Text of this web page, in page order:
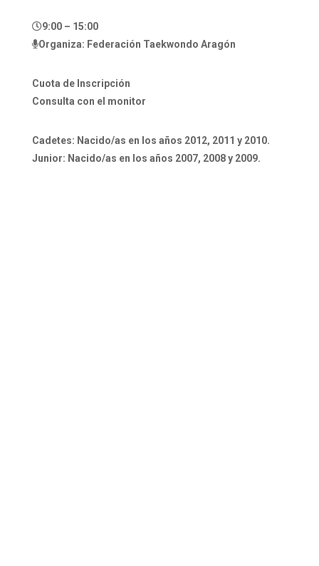
9:00 – 15:00
Organiza: Federación Taekwondo Aragón
Cuota de Inscripción
Consulta con el monitor
Cadetes: Nacido/as en los años 2012, 2011 y 2010.
Junior: Nacido/as en los años 2007, 2008 y 2009.